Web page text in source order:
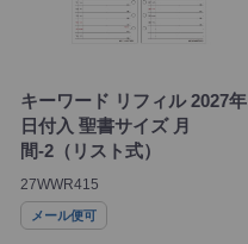
キーワード リフィル 2027年
日付入 聖書サイズ 月
間-2（リスト式）
27WWR415
メール便可